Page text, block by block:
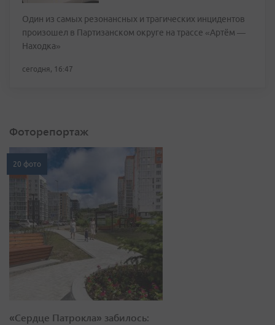
Один из самых резонансных и трагических инцидентов
произошел в Партизанском округе на трассе «Артём —
Находка»
сегодня, 16:47
Фоторепортаж
20 фото
«Сердце Патрокла» забилось: